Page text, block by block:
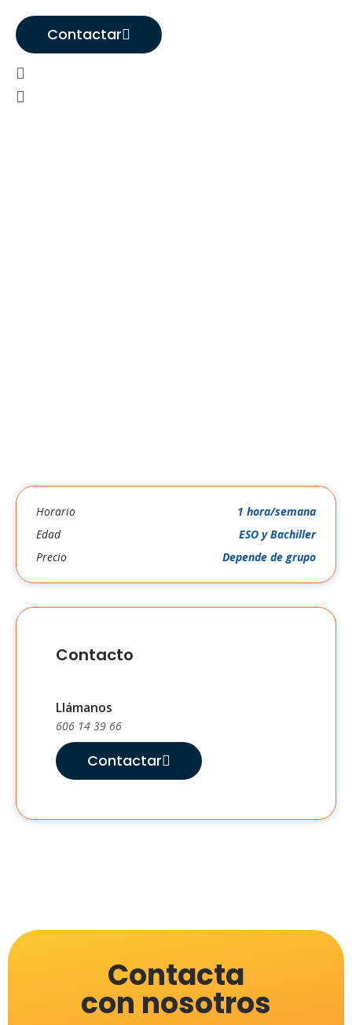
Contactar
Horario
Edad
Precio
1 hora/semana
ESO y Bachiller
Depende de grupo
Contacto
Llámanos
606 14 39 66
Contactar
Contacta
con nosotros